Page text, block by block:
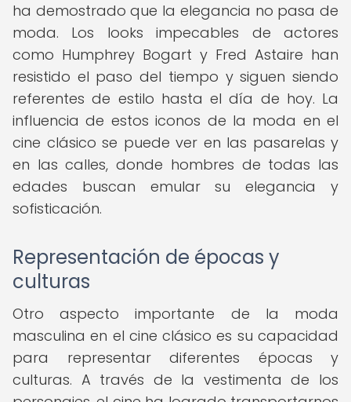
ha demostrado que la elegancia no pasa de
moda. Los looks impecables de actores
como Humphrey Bogart y Fred Astaire han
resistido el paso del tiempo y siguen siendo
referentes de estilo hasta el día de hoy. La
influencia de estos iconos de la moda en el
cine clásico se puede ver en las pasarelas y
en las calles, donde hombres de todas las
edades buscan emular su elegancia y
sofisticación.
Representación de épocas y
culturas
Otro aspecto importante de la moda
masculina en el cine clásico es su capacidad
para representar diferentes épocas y
culturas. A través de la vestimenta de los